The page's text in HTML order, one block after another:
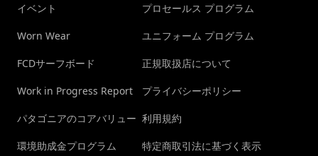
イベント
Worn Wear
FCDサーフボード
Work in Progress Report
パタゴニアのコアバリュー
環境助成金プログラム
プロセールス プログラム
ユニフォーム プログラム
正規取扱店について
プライバシーポリシー
利用規約
特定商取引法に基づく表示